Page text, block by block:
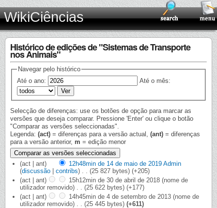
WikiCiências
Histórico de edições de "Sistemas de Transporte
nos Animais"
Navegar pelo histórico
Até o ano:
Até o mês:
Selecção de diferenças: use os botões de opção para marcar as
versões que deseja comparar. Pressione 'Enter' ou clique o botão
"Comparar as versões seleccionadas".
Legenda: (act) = diferenças para a versão actual, (ant) = diferenças
para a versão anterior, m = edição menor
(act | ant) 12h48min de 14 de maio de 2019 Admin
(discussão | contribs) (25 827 bytes) (+205)
(act | ant)
15h12min de 30 de abril de 2018 (nome de
utilizador removido)
(25 622 bytes) (+177)
(act | ant)
14h45min de 4 de setembro de 2013 (nome de
utilizador removido)
(25 445 bytes) (+611)